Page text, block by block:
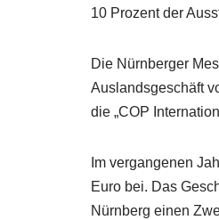
10 Prozent der
Die Nürnberger
Auslandsgeschäft
die „COP
Im vergangenen
Euro bei. Das
Nürnberg einen